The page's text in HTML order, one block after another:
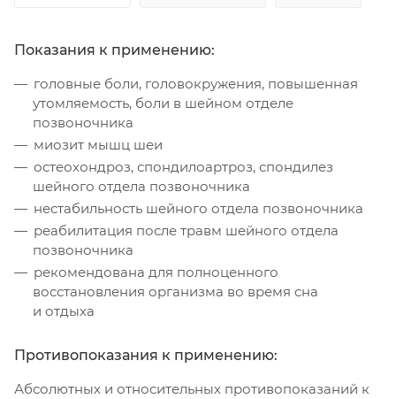
Показания к применению:
головные боли, головокружения, повышенная
утомляемость, боли в шейном отделе
позвоночника
миозит мышц шеи
остеохондроз, спондилоартроз, спондилез
шейного отдела позвоночника
нестабильность шейного отдела позвоночника
реабилитация после травм шейного отдела
позвоночника
рекомендована для полноценного
восстановления организма во время сна
и отдыха
Противопоказания к применению:
Абсолютных и относительных противопоказаний к